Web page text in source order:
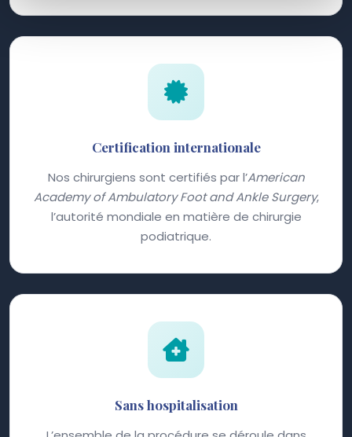
Certification internationale
Nos chirurgiens sont certifiés par l’American
Academy of Ambulatory Foot and Ankle Surgery,
l’autorité mondiale en matière de chirurgie
podiatrique.
Sans hospitalisation